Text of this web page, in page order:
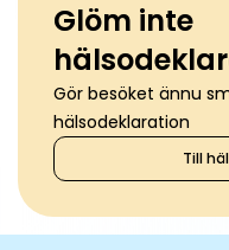
Glöm inte
Gör besöket ännu
hälsodeklaration
Till